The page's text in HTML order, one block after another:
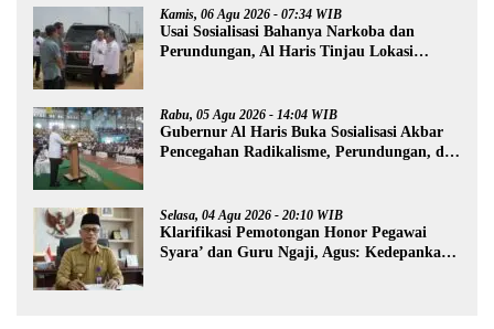
Kamis, 06 Agu 2026 - 07:34 WIB
Usai Sosialisasi Bahanya Narkoba dan
Perundungan, Al Haris Tinjau Lokasi
Rabu, 05 Agu 2026 - 14:04 WIB
Gubernur Al Haris Buka Sosialisasi Akbar
Pencegahan Radikalisme, Perundungan, dan
Selasa, 04 Agu 2026 - 20:10 WIB
Klarifikasi Pemotongan Honor Pegawai
Syara’ dan Guru Ngaji, Agus: Kedepankan